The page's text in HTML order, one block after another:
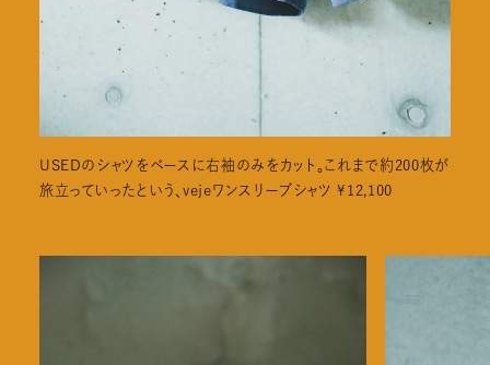
USEDのシャツをベースに右袖のみをカット。これまで約200枚が
旅立っていったという、vejeワンスリーブシャツ ¥12,100